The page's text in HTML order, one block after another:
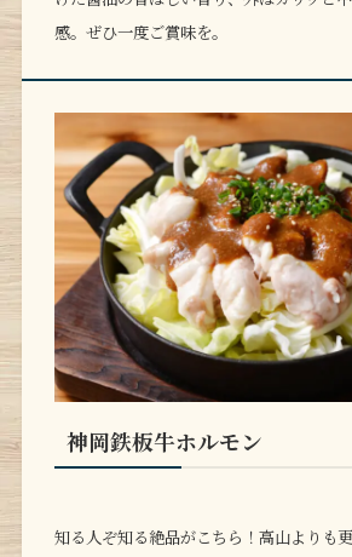
感。ぜひ一度ご賞味を。
神岡鉄板牛ホルモン
知る人ぞ知る絶品がこちら！高山よりも